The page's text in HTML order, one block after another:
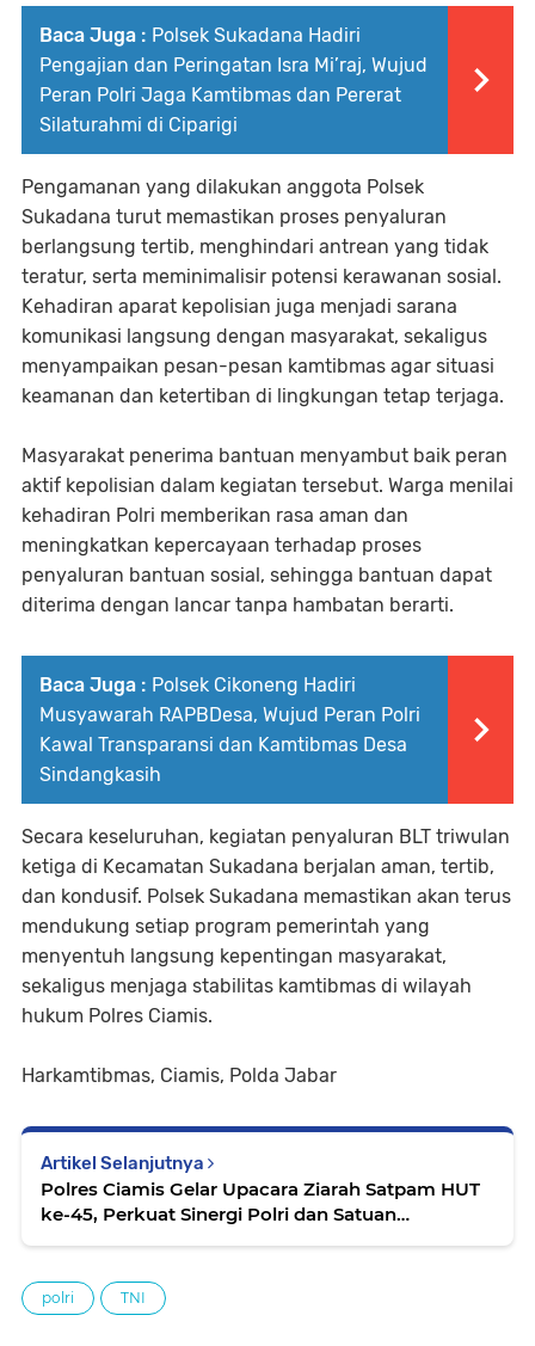
Baca Juga : Polsek Sukadana Hadiri
Pengajian dan Peringatan Isra Mi’raj, Wujud
Peran Polri Jaga Kamtibmas dan Pererat
Silaturahmi di Ciparigi
Pengamanan yang dilakukan anggota Polsek
Sukadana turut memastikan proses penyaluran
berlangsung tertib, menghindari antrean yang tidak
teratur, serta meminimalisir potensi kerawanan sosial.
Kehadiran aparat kepolisian juga menjadi sarana
komunikasi langsung dengan masyarakat, sekaligus
menyampaikan pesan-pesan kamtibmas agar situasi
keamanan dan ketertiban di lingkungan tetap terjaga.
Masyarakat penerima bantuan menyambut baik peran
aktif kepolisian dalam kegiatan tersebut. Warga menilai
kehadiran Polri memberikan rasa aman dan
meningkatkan kepercayaan terhadap proses
penyaluran bantuan sosial, sehingga bantuan dapat
diterima dengan lancar tanpa hambatan berarti.
Baca Juga : Polsek Cikoneng Hadiri
Musyawarah RAPBDesa, Wujud Peran Polri
Kawal Transparansi dan Kamtibmas Desa
Sindangkasih
Secara keseluruhan, kegiatan penyaluran BLT triwulan
ketiga di Kecamatan Sukadana berjalan aman, tertib,
dan kondusif. Polsek Sukadana memastikan akan terus
mendukung setiap program pemerintah yang
menyentuh langsung kepentingan masyarakat,
sekaligus menjaga stabilitas kamtibmas di wilayah
hukum Polres Ciamis.
Harkamtibmas, Ciamis, Polda Jabar
Artikel Selanjutnya
Polres Ciamis Gelar Upacara Ziarah Satpam HUT
ke-45, Perkuat Sinergi Polri dan Satuan
polri TNI